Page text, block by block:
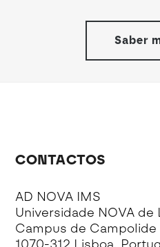
Saber
CONTACTOS
AD NOVA IMS
Universidade NOVA de
Campus de Campolide